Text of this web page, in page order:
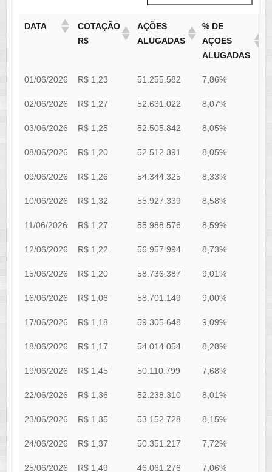
DATA
COTAÇÃO
R$
AÇÕES
ALUGADAS
% DE
AÇOES
ALUGADAS
01/06/2026 R$ 1,23 51.255.582 7,86%
02/06/2026 R$ 1,27 52.631.022 8,07%
03/06/2026 R$ 1,25 52.505.842 8,05%
08/06/2026 R$ 1,20 52.512.391 8,05%
09/06/2026 R$ 1,26 54.344.325 8,33%
10/06/2026 R$ 1,32 55.927.339 8,58%
11/06/2026 R$ 1,27 55.988.576 8,59%
12/06/2026 R$ 1,22 56.957.994 8,73%
15/06/2026 R$ 1,20 58.736.387 9,01%
16/06/2026 R$ 1,06 58.701.149 9,00%
17/06/2026 R$ 1,18 59.305.648 9,09%
18/06/2026 R$ 1,17 54.014.054 8,28%
19/06/2026 R$ 1,45 50.110.799 7,68%
22/06/2026 R$ 1,36 52.238.310 8,01%
23/06/2026 R$ 1,35 53.152.728 8,15%
24/06/2026 R$ 1,37 50.351.217 7,72%
25/06/2026 R$ 1,49 46.061.276 7,06%